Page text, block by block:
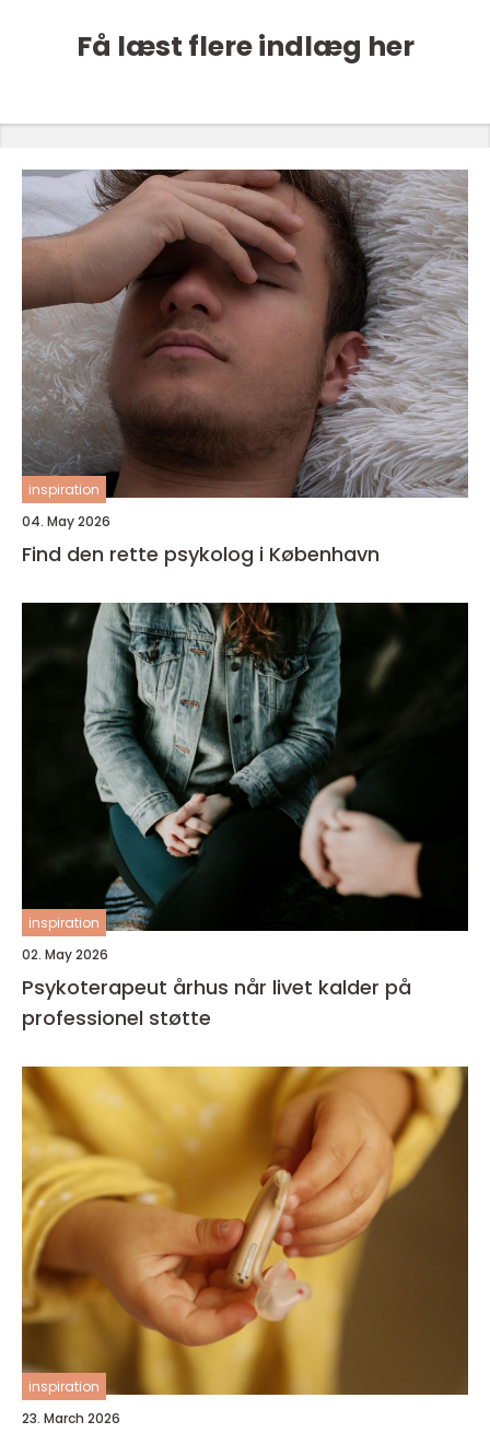
Få læst flere indlæg her
inspiration
04. May 2026
Find den rette psykolog i København
inspiration
02. May 2026
Psykoterapeut århus når livet kalder på
professionel støtte
inspiration
23. March 2026